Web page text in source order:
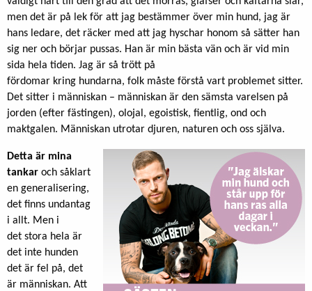
men det är på lek för att jag bestämmer över min hund, jag är
hans ledare, det räcker med att jag hyschar honom så sätter han
sig ner och börjar pussas. Han är min bästa vän och är vid min
sida hela tiden. Jag är så trött på
fördomar kring hundarna, folk måste förstå vart problemet sitter.
Det sitter i människan – människan är den sämsta varelsen på
jorden (efter fästingen), olojal, egoistisk, fientlig, ond och
maktgalen. Människan utrotar djuren, naturen och oss själva.
Detta är mina
tankar och såklart
en generalisering,
det finns undantag
i allt. Men i
det stora hela är
det inte hunden
det är fel på, det
är människan. Att